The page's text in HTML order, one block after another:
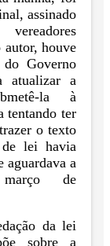
assinado
houve
Governo
atualizar a
la à
tentando ter
o texto
lei havia
aguardava a
de
da lei
sobre a